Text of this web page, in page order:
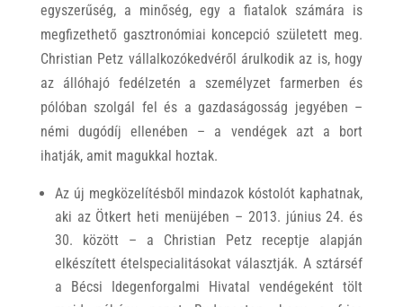
egyszerűség, a minőség, egy a fiatalok számára is
megfizethető gasztronómiai koncepció született meg.
Christian Petz vállalkozókedvéről árulkodik az is, hogy
az állóhajó fedélzetén a személyzet farmerben és
pólóban szolgál fel és a gazdaságosság jegyében –
némi dugódíj ellenében – a vendégek azt a bort
ihatják, amit magukkal hoztak.
Az új megközelítésből mindazok kóstolót kaphatnak,
aki az Ötkert heti menüjében – 2013. június 24. és
30. között – a Christian Petz receptje alapján
elkészített ételspecialitásokat választják. A sztárséf
a Bécsi Idegenforgalmi Hivatal vendégeként tölt